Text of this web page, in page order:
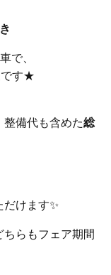
で、
です★
備代も含めた総
けます✨
らもフェア期間